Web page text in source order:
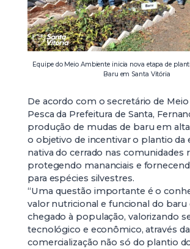
Equipe do Meio Ambiente inicia nova etapa de
Baru em Santa Vitória
De acordo com o secretário de
Pesca da Prefeitura de Santa,
produção de mudas de baru em
o objetivo de incentivar o plantio da
nativa do cerrado nas comunidades
protegendo mananciais e
para espécies silvestres.
“Uma questão importante é o
valor nutricional e funcional do
chegado à população, valorizando
tecnológico e econômico, através da
comercialização não só do plantio